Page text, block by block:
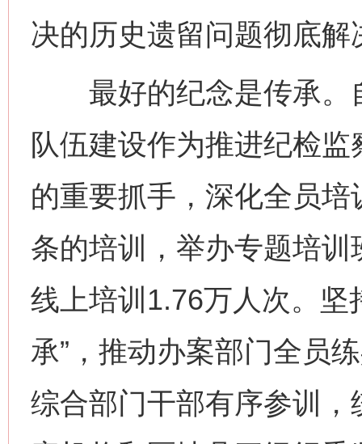
决的历史遗留问题彻底解
最好的纪念是传承。
队伍建设作为推进纪检
的重要抓手，深化全员
条的培训，举办专题培
线上培训1.76万人次。坚
承”，推动办案部门全员
综合部门干部有序参训